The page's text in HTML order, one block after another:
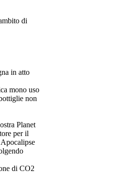
di
in atto
mono uso
non
Planet
per il
di CO2